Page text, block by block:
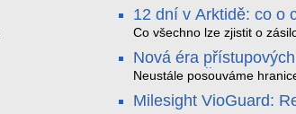
12 dní v Arktidě: co o
na Nordkapp řekla
SMARTBOX 2 MAX
Co všechno lze zjistit o
SMARTBOX 2 MAX jsme
trasu z Tromsø přes Lofoty,
jediného dobití, v mrazu až
Nová éra přístupových
systémů: Čtečky HID
Neustále posouváme
bychom Vám proto
Milesight VioGuard: